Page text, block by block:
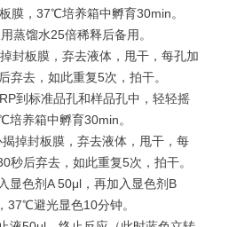
膜，37℃培养箱中孵育30min。
蒸馏水25倍稀释后备用。
封板膜，弃去液体，甩干，每孔加
弃去，如此重复5次，拍干。
到标准品孔和样品孔中，轻轻摇
养箱中孵育30min。
掉封板膜，弃去液体，甩干，每
秒后弃去，如此重复5次，拍干。
显色剂A 50μl，再加入显色剂B
37℃避光显色10分钟。